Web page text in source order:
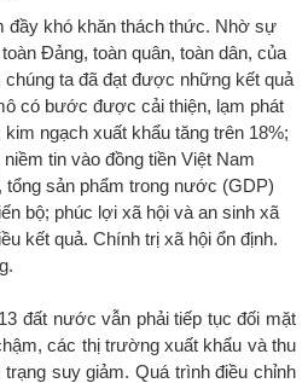
đầy khó khăn thách thức. Nhờ sự
Đảng, toàn quân, toàn dân, của
chúng ta đã đạt được những kết quả
có bước được cải thiện, lạm phát
ngạch xuất khẩu tăng trên 18%;
tin vào đồng tiền Việt Nam
tổng sản phẩm trong nước (GDP)
bộ; phúc lợi xã hội và an sinh xã
kết quả. Chính trị xã hội ổn định.
đất nước vẫn phải tiếp tục đối mặt
các thị trường xuất khẩu và thu
suy giảm. Quá trình điều chỉnh